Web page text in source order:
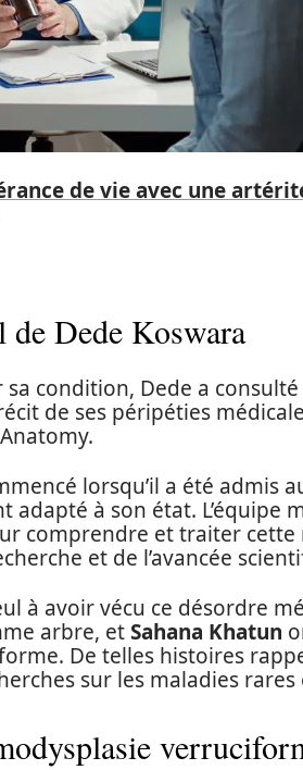
de vie avec une
de Dede Koswara
condition, Dede a
de ses péripéties
lorsqu’il a été admis
à son état. L’équipe
comprendre et traiter cette
et de l’avancée
à avoir vécu ce désordre
arbre, etSahana Khatun
De telles histoires
sur les maladies rares